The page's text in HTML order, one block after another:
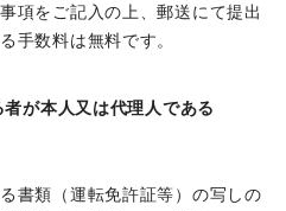
項をご記入の上、郵送にて提出
手数料は無料です。
が本人又は代理人である
書類（運転免許証等）の写しの